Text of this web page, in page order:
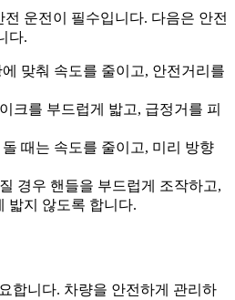
운전이 필수입니다. 다음은 안전
다.
맞춰 속도를 줄이고, 안전거리를
크를 부드럽게 밟고, 급정거를 피
돌 때는 속도를 줄이고, 미리 방향
경우 핸들을 부드럽게 조작하고,
밟지 않도록 합니다.
합니다. 차량을 안전하게 관리하